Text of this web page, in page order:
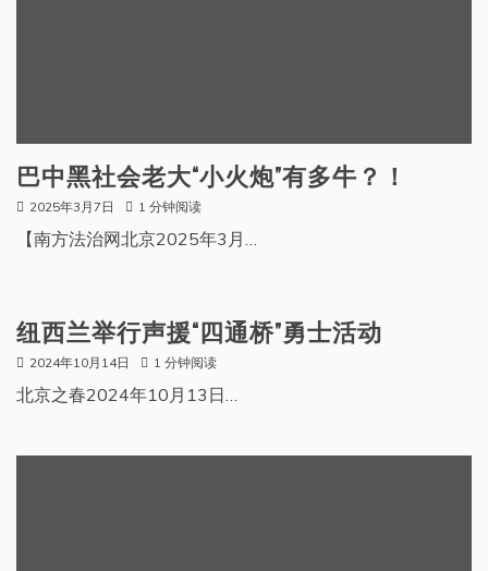
巴中黑社会老大“小火炮”有多牛？！
2025年3月7日 1 分钟阅读
【南方法治网北京2025年3月…
纽西兰举行声援“四通桥”勇士活动
2024年10月14日 1 分钟阅读
北京之春2024年10月13日…